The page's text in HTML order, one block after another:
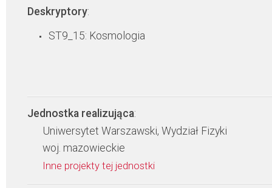
Deskryptory:
ST9_15: Kosmologia
Jednostka realizująca:
Uniwersytet Warszawski, Wydział Fizyki
woj. mazowieckie
Inne projekty tej jednostki